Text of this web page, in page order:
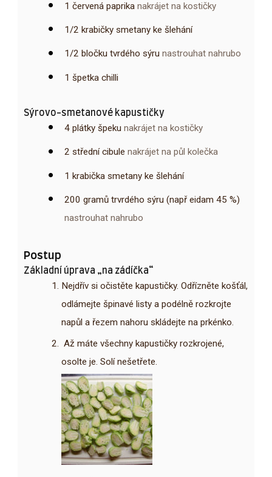
1 červená paprika nakrájet na kostičky
1/2 krabičky smetany ke šlehání
1/2 bločku tvrdého sýru nastrouhat nahrubo
1 špetka chilli
Sýrovo-smetanové kapustičky
4 plátky špeku nakrájet na kostičky
2 střední cibule nakrájet na půl kolečka
1 krabička smetany ke šlehání
200 gramů trvrdého sýru (např eidam 45 %)
nastrouhat nahrubo
Postup
Základní úprava „na zádíčka“
Nejdřív si očistěte kapustičky. Odřízněte košťál,
odlámejte špinavé listy a podélně rozkrojte
napůl a řezem nahoru skládejte na prkénko.
Až máte všechny kapustičky rozkrojené,
osolte je. Solí nešetřete.